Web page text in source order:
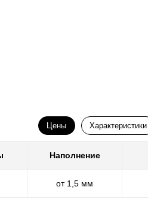
Цены Характеристики
Наполнение
от 1,5 мм